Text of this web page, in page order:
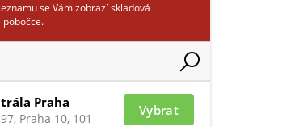
se Vám zobrazí skladová
Praha
Praha 10, 101
Vybrat